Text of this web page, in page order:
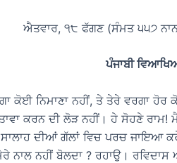
ਐਤਵਾਰ, ੧੮ ਫੱਗਣ (ਸੰਮਤ ੫੫੭
ਪੰਜਾਬੀ
ਕੋਈ ਨਿਮਾਣਾ ਨਹੀਂ, ਤੇ ਤੇਰੇ ਵਰਗਾ
ਕਰਨ ਦੀ ਲੋੜ ਨਹੀਂ। ਹੇ ਸੋਹਣੇ
ਦੀਆਂ ਗੱਲਾਂ ਵਿਚ ਪਰਚ ਜਾਇਆ
ਨਾਲ ਨਹੀਂ ਬੋਲਦਾ ? ਰਹਾਉ।